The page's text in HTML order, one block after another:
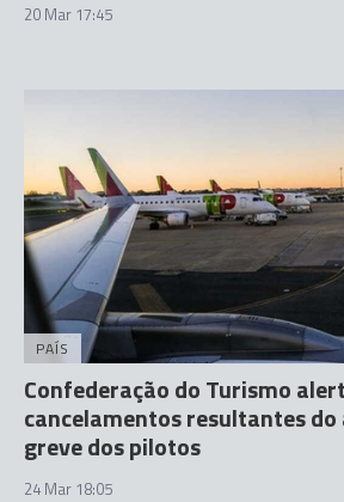
20 Mar 17:45
PAÍS
Confederação do Turismo
cancelamentos resultantes do
greve dos pilotos
24 Mar 18:05